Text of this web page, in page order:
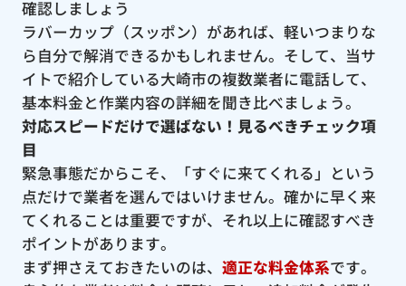
確認しましょう
ラバーカップ（スッポン）があれば、軽いつまりな
ら自分で解消できるかもしれません。そして、当サ
イトで紹介している大崎市の複数業者に電話して、
基本料金と作業内容の詳細を聞き比べましょう。
対応スピードだけで選ばない！見るべきチェック項
目
緊急事態だからこそ、「すぐに来てくれる」という
点だけで業者を選んではいけません。確かに早く来
てくれることは重要ですが、それ以上に確認すべき
ポイントがあります。
まず押さえておきたいのは、 適正な料金体系です。